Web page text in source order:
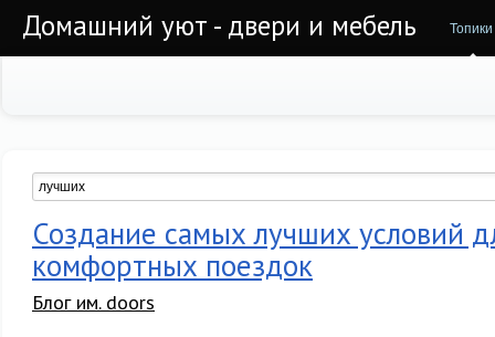
Домашний уют - двери и мебель Топики
Создание самых лучших условий
комфортных поездок
Блог им. doors